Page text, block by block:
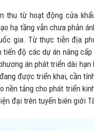
thu từ hoạt động cửa
hạ tầng vẫn chưa phản
gia. Từ thực tiễn địa
tiến độ các dự án nâng
án phát triển dài
được triển khai, cần
nền tảng cho phát triển
đại trên tuyến biên giới